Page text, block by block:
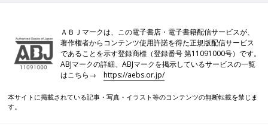
今でも長男と冗談で言うんです。『もうあのころには戻りたくな
いね』って。そのくらい大変な時期でした」（インリンさん）
また、長男のぜんそくのこともあり、小さなころはあまり遠出し
「いつも咳をしている長男でしたが、こちらでは対応しきれない
ＡＢＪマークは、この電子書店・電子書籍配信サービスが、
著作権者からコンテンツ使用許諾を得た正規版配信サービス
であることを示す登録商標（登録番号 第11091000号）です。
ABJマークの詳細、ABJマークを掲示しているサービスの一覧
はこちら→https://aebs.or.jp/
本サイトに掲載されている記事・写真・イラスト等のコンテンツの無断転載を禁じま
す。